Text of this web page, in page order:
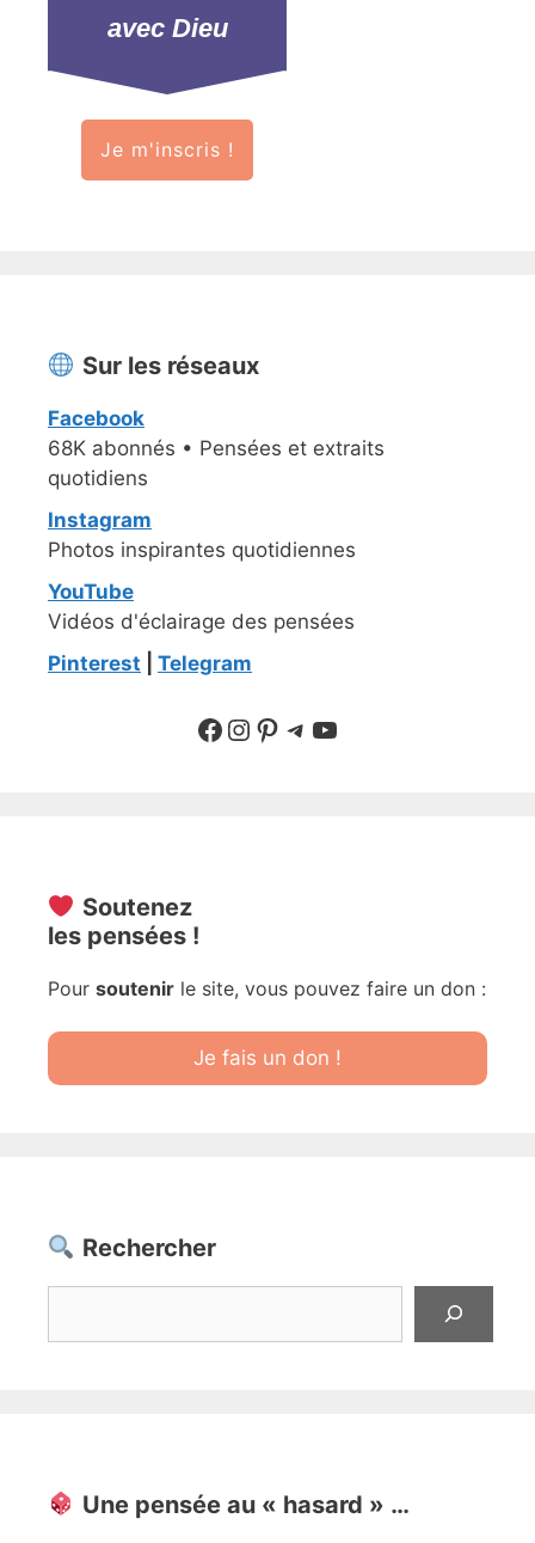
avec Dieu
Je m'inscris !
Sur les réseaux
Facebook
68K abonnés • Pensées et extraits
quotidiens
Instagram
Photos inspirantes quotidiennes
YouTube
Vidéos d'éclairage des pensées
Pinterest
Telegram
Suivre sur Facebook
Suivre sur Instagram
Pinterest
Sur Telegram
YouTube
Soutenez
les pensées !
Pour soutenir le site, vous pouvez faire un don :
Je fais un don !
Rechercher
Une pensée au « hasard » …